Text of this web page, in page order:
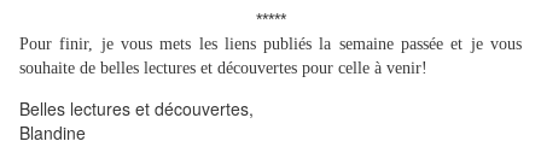
*****
Pour finir, je vous mets les liens publiés la semaine passée et je vous
souhaite de belles lectures et découvertes pour celle à venir!
Belles lectures et découvertes,
Blandine